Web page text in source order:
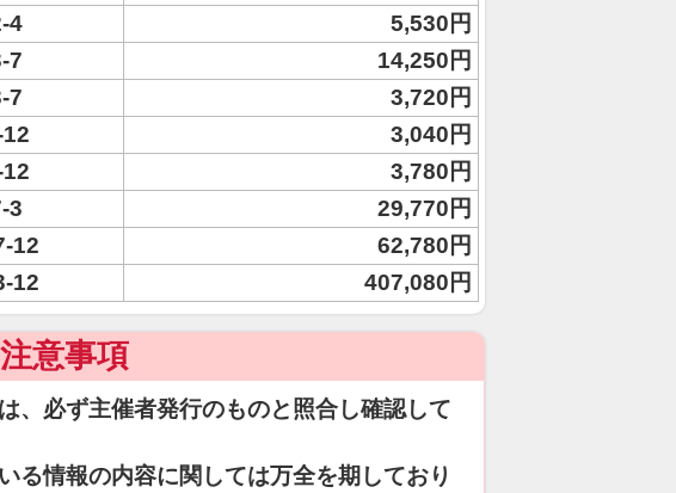
4
5,530円
7 14,250円
7
3,720円
3,040円
3,780円
3
29,770円
12
62,780円
12 407,080円
注意事項
、必ず主催者発行のものと照合し確認して
る情報の内容に関しては万全を期しており